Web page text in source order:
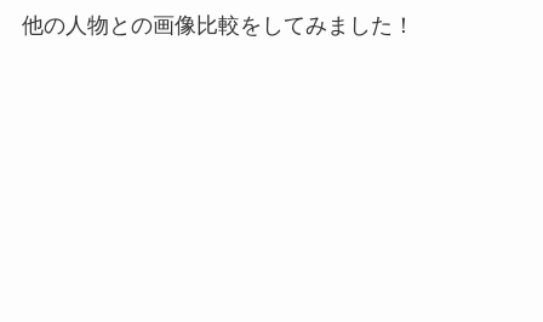
他の人物との画像比較をしてみました！